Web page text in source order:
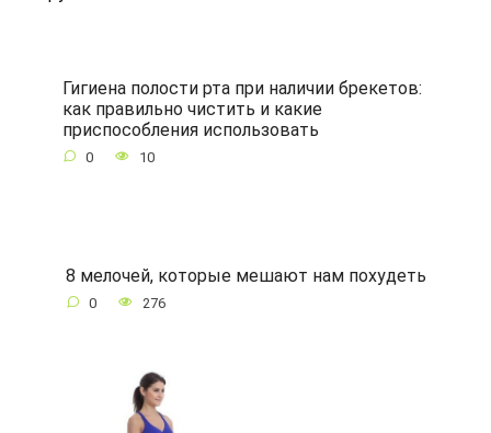
Гигиена полости рта при наличии брекетов:
как правильно чистить и какие
приспособления использовать
0 10
8 мелочей, которые мешают нам похудеть
0 276